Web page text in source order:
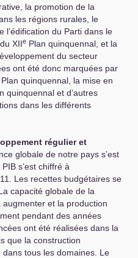
la promotion de la
les régions rurales, le
l’édification du Parti dans le
XIIe Plan quinquennal, et la
du secteur
ont été donc marquées par
Plan quinquennal, la mise en
quinquennal et d’autres
dans les différents
régulier et
globale de notre pays s’est
PIB s’est chiffré à
Les recettes budgétaires se
capacité globale de la
et la production
pendant des années
ont été réalisées dans la
que la construction
dans tous les domaines. Le